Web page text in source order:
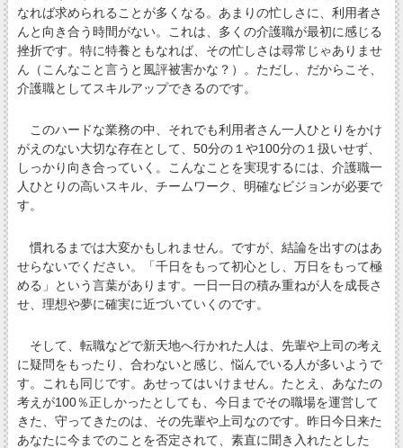
なれば求められることが多くなる。あまりの忙しさに、利用者さ
んと向き合う時間がない。これは、多くの介護職が最初に感じる
挫折です。特に特養ともなれば、その忙しさは尋常じゃありませ
ん（こんなこと言うと風評被害かな？）。ただし、だからこそ、
介護職としてスキルアップできるのです。
このハードな業務の中、それでも利用者さん一人ひとりをかけ
がえのない大切な存在として、50分の１や100分の１扱いせず、
しっかり向き合っていく。こんなことを実現するには、介護職一
人ひとりの高いスキル、チームワーク、明確なビジョンが必要で
す。
慣れるまでは大変かもしれません。ですが、結論を出すのはあ
せらないでください。「千日をもって初心とし、万日をもって極
める」という言葉があります。一日一日の積み重ねが人を成長さ
せ、理想や夢に確実に近づいていくのです。
そして、転職などで新天地へ行かれた人は、先輩や上司の考え
に疑問をもったり、合わないと感じ、悩んでいる人が多いようで
す。これも同じです。あせってはいけません。たとえ、あなたの
考えが100％正しかったとしても、今日までその職場を運営して
きた、守ってきたのは、その先輩や上司なのです。昨日今日来た
あなたに今までのことを否定されて、素直に聞き入れたとした